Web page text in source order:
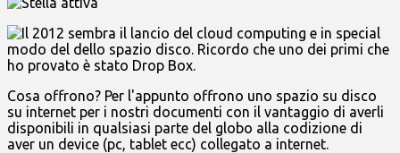
Il 2012 sembra il lancio del cloud computing e in special
modo del dello spazio disco. Ricordo che uno dei primi che
ho provato è stato Drop Box.
Cosa offrono? Per l'appunto offrono uno spazio su disco
su internet per i nostri documenti con il vantaggio di averli
disponibili in qualsiasi parte del globo alla codizione di
aver un device (pc, tablet ecc) collegato a internet.